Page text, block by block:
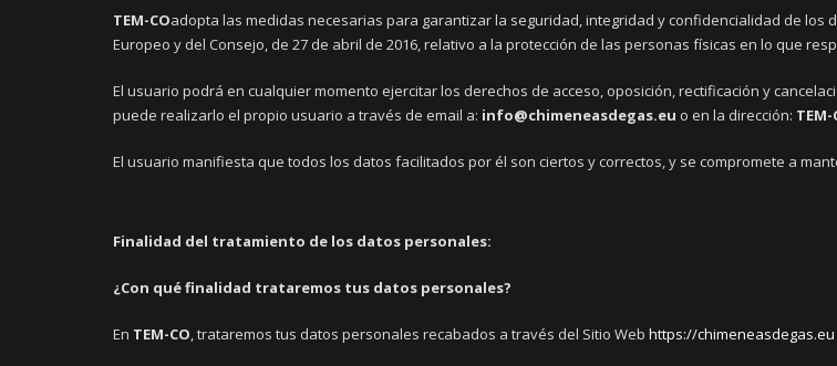
TEM-COadopta las medidas necesarias para garantizar la seguridad, integridad y confidencialidad de los
Europeo y del Consejo, de 27 de abril de 2016, relativo a la protección de las personas físicas en lo que
El usuario podrá en cualquier momento ejercitar los derechos de acceso, oposición, rectificación y
puede realizarlo el propio usuario a través de email a: info@chimeneasdegas.eu o en la dirección:
El usuario manifiesta que todos los datos facilitados por él son ciertos y correctos, y se compromete a
Finalidad del tratamiento de los datos personales:
¿Con qué finalidad trataremos tus datos personales?
En TEM-CO, trataremos tus datos personales recabados a través del Sitio Web https://chimeneasdegas.eu